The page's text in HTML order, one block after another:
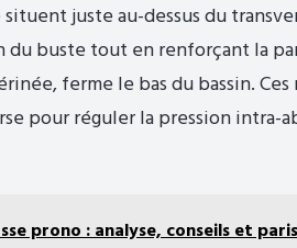
juste au-dessus du
du buste tout en renforçant la
ferme le bas du bassin.
pour réguler la pression intra-
prono : analyse, conseils et